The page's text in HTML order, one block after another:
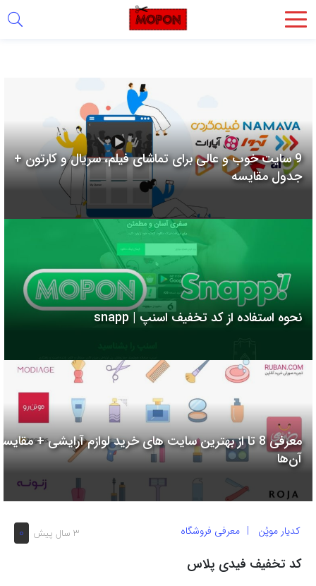
اشتراک
از
روش‌های
زیر
می‌توانید
صفحه
دوستان
خود
به
بگذارید.
لینک
9 سایت خوب و عالی برای تماشای فیلم، سریال و کارتون +
جدول مقایسه
نحوه استفاده از کد تخفیف اسنپ | snapp
معرفی 8 تا از بهترین سایت های خرید لوازم آرایشی +
آن‌ها
3 سال پیش 0 کدیار موپُن معرفی فروشگاه
کد تخفیف فیدی پلاس